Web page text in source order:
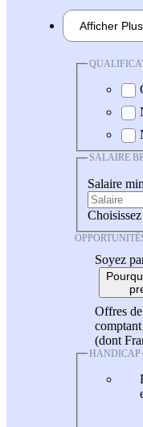
Afficher
SALAIRE
Salaire
Soyez
Offres
(dont
HANDICAP